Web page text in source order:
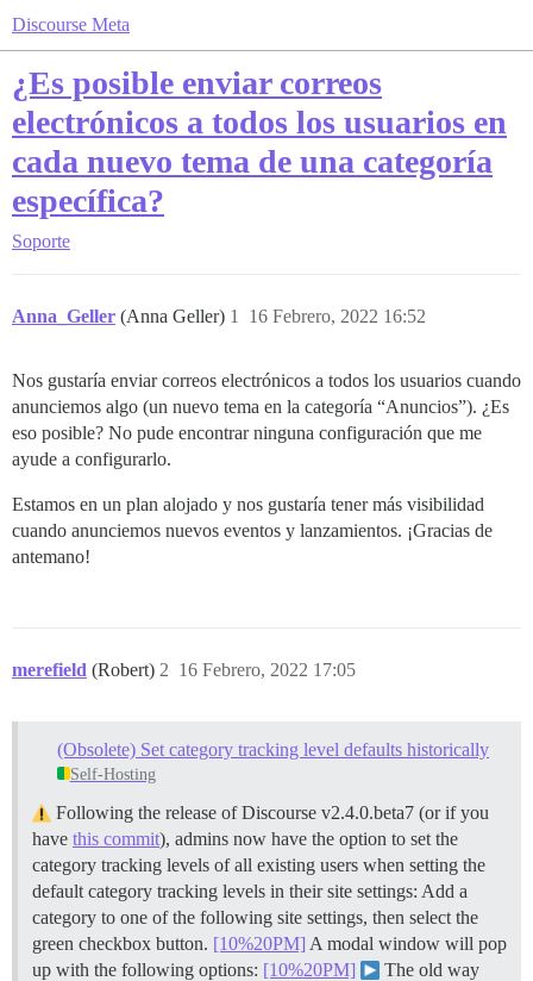
Discourse Meta
¿Es posible enviar correos
electrónicos a todos los usuarios en
cada nuevo tema de una categoría
específica?
Soporte
Anna_Geller (Anna Geller) 16 Febrero, 2022 16:52
1
Nos gustaría enviar correos electrónicos a todos los usuarios cuando
anunciemos algo (un nuevo tema en la categoría “Anuncios”). ¿Es
eso posible? No pude encontrar ninguna configuración que me
ayude a configurarlo.
Estamos en un plan alojado y nos gustaría tener más visibilidad
cuando anunciemos nuevos eventos y lanzamientos. ¡Gracias de
antemano!
merefield (Robert) 16 Febrero, 2022 17:05
2
(Obsolete) Set category tracking level defaults historically
Self-Hosting
Following the release of Discourse v2.4.0.beta7 (or if you
have this commit), admins now have the option to set the
category tracking levels of all existing users when setting the
default category tracking levels in their site settings: Add a
category to one of the following site settings, then select the
green checkbox button. [10%20PM] A modal window will pop
up with the following options: [10%20PM]
The old way